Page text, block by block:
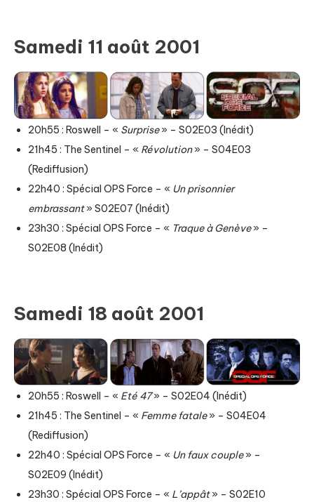
Samedi 11 août 2001
20h55 : Roswell – « Surprise» – S02E03 (Inédit)
21h45 : The Sentinel – « Révolution» – S04E03
(Rediffusion)
22h40 : Spécial OPS Force – « Un prisonnier
embrassant» S02E07 (Inédit)
23h30 : Spécial OPS Force – « Traque à Genève» –
S02E08 (Inédit)
Samedi 18 août 2001
20h55 : Roswell – « Eté 47» – S02E04 (Inédit)
21h45 : The Sentinel – « Femme fatale» – S04E04
(Rediffusion)
22h40 : Spécial OPS Force – « Un faux couple» –
S02E09 (Inédit)
23h30 : Spécial OPS Force – « L’appât» – S02E10